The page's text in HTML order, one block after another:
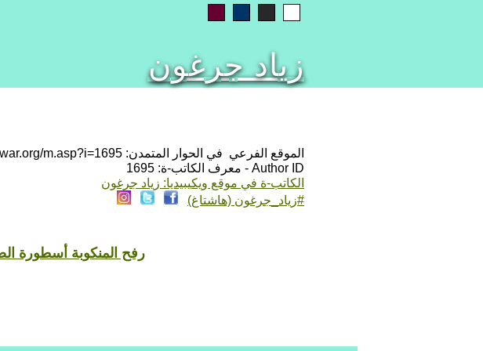
زياد جرغون
الموقع الفرعي في الحوار المتمدن: https://www.ahewar.org/m.asp?i=1695
Author ID - معرف الكاتب-ة: 1695
الكاتب-ة في موقع ويكيبيديا: زياد جرغون
#زياد_جرغون (هاشتاغ)
رفح المنكوبة أسطورة